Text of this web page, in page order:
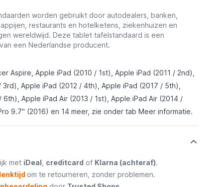
worden gebruikt door autodealers, banken,
restaurants en hotelketens, ziekenhuizen en
wereldwijd. Deze tablet tafelstandaard is een
een Nederlandse producent.
Aspire, Apple iPad (2010 / 1st), Apple iPad (2011 / 2nd),
3rd), Apple iPad (2012 / 4th), Apple iPad (2017 / 5th),
6th), Apple iPad Air (2013 / 1st), Apple iPad Air (2014 /
9.7" (2016) en 14 meer, zie onder tab Meer informatie.
met iDeal creditcard of Klarna (achteraf).
om te retourneren, zonder problemen.